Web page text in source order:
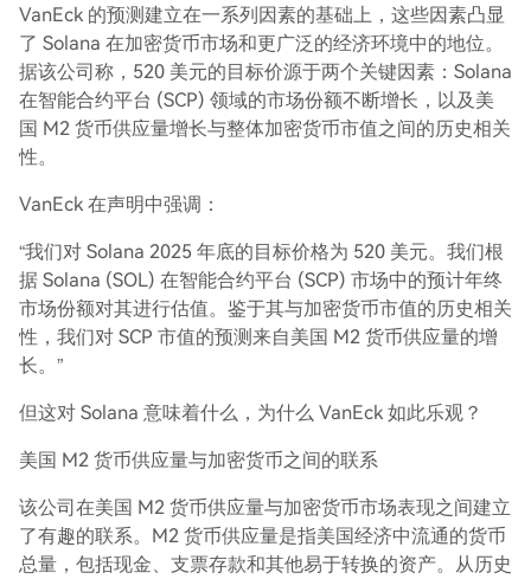
VanEck 的预测建立在一系列因素的基础上，这些因素凸显
了 Solana 在加密货币市场和更广泛的经济环境中的地位。
据该公司称，520 美元的目标价源于两个关键因素：Solana
在智能合约平台 (SCP) 领域的市场份额不断增长，以及美
国 M2 货币供应量增长与整体加密货币市值之间的历史相关
性。
VanEck 在声明中强调：
“我们对 Solana 2025 年底的目标价格为 520 美元。我们根
据 Solana (SOL) 在智能合约平台 (SCP) 市场中的预计年终
市场份额对其进行估值。鉴于其与加​​密货币市值的历史相关
性，我们对 SCP 市值的预测来自美国 M2 货币供应量的增
长。”
但这对 Solana 意味着什么，为什么 VanEck 如此乐观？
美国 M2 货币供应量与加密货币之间的联系
该公司在美国 M2 货币供应量与加密货币市场表现之间建立
了有趣的联系。M2 货币供应量是指美国经济中流通的货币
总量，包括现金、支票存款和其他易于转换的资产。从历史